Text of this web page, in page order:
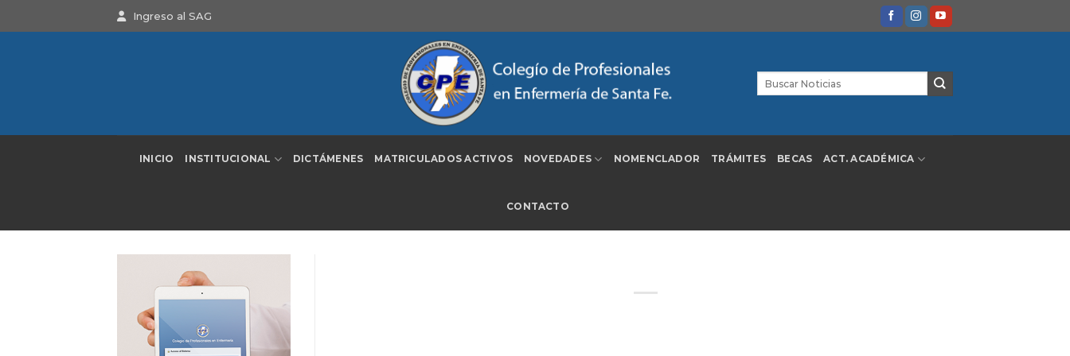
Ingreso al SAG
INICIO INSTITUCIONAL DICTÁMENES MATRICULADOS ACTIVOS NOVEDADES NOMENCLADOR TRÁMITES BECAS ACT. ACADÉMICA
CONTACTO